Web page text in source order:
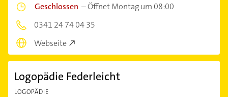
Geschlossen –Öffnet Montag um 08:00
0341 24 74 04 35
Webseite
Logopädie Federleicht
LOGOPÄDIE